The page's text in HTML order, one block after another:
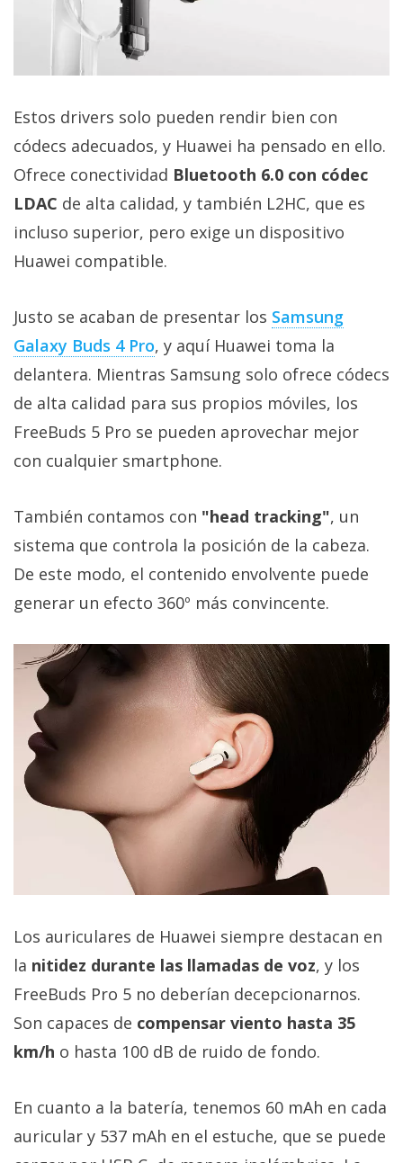
Estos drivers solo pueden rendir bien con
códecs adecuados, y Huawei ha pensado en ello.
Ofrece conectividad Bluetooth 6.0 con códec
LDAC de alta calidad, y también L2HC, que es
incluso superior, pero exige un dispositivo
Huawei compatible.
Justo se acaban de presentar los Samsung
Galaxy Buds 4 Pro‎, y aquí Huawei toma la
delantera. Mientras Samsung solo ofrece códecs
de alta calidad para sus propios móviles, los
FreeBuds 5 Pro se pueden aprovechar mejor
con cualquier smartphone.
También contamos con "head tracking", un
sistema que controla la posición de la cabeza.
De este modo, el contenido envolvente puede
generar un efecto 360º más convincente.
Los auriculares de Huawei siempre destacan en
la nitidez durante las llamadas de voz, y los
FreeBuds Pro 5 no deberían decepcionarnos.
Son capaces de compensar viento hasta 35
km/h o hasta 100 dB de ruido de fondo.
En cuanto a la batería, tenemos 60 mAh en cada
auricular y 537 mAh en el estuche, que se puede